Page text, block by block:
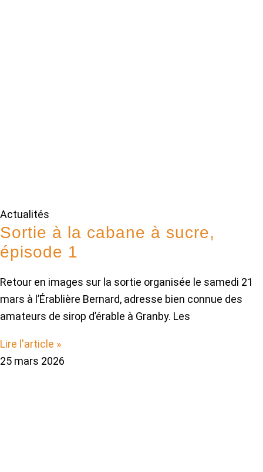
Actualités
Sortie à la cabane à sucre,
épisode 1
Retour en images sur la sortie organisée le samedi 21
mars à l’Érablière Bernard, adresse bien connue des
amateurs de sirop d’érable à Granby. Les
Lire l'article »
25 mars 2026